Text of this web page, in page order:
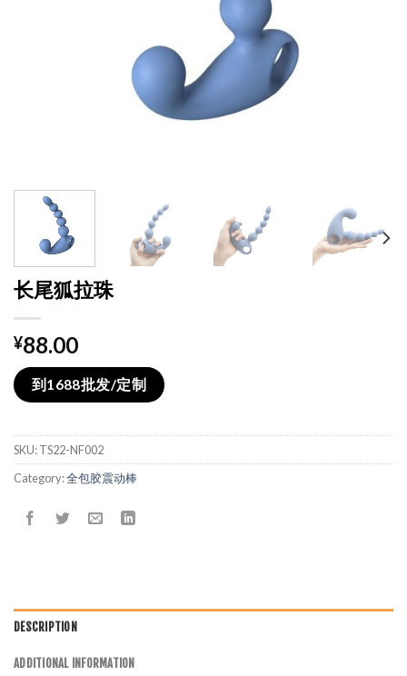
长尾狐拉珠
¥88.00
到1688批发/定制
SKU:TS22-NF002
Category:全包胶震动棒
DESCRIPTION
ADDITIONAL INFORMATION